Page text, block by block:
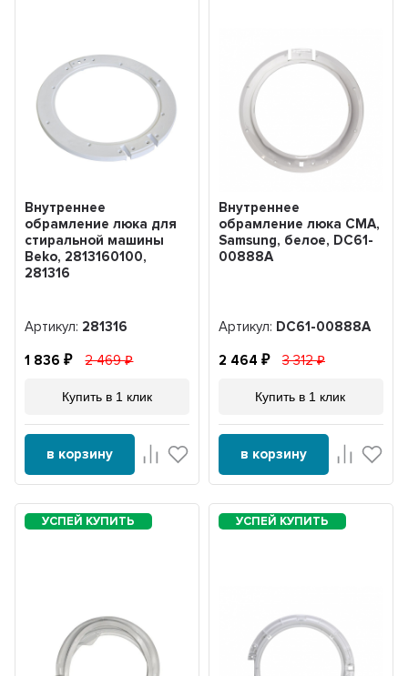
Внутреннее
обрамление люка для
стиральной машины
Beko, 2813160100,
281316
Артикул: 281316
1 836 2 469
Купить в 1 клик
в корзину
Внутреннее
обрамление люка СМА,
Samsung, белое, DC61-
00888A
Артикул: DC61-00888A
2 464 3 312
Купить в 1 клик
в корзину